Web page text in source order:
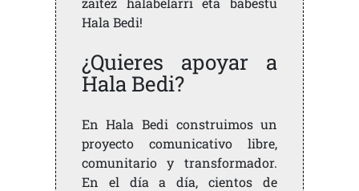
Hala Bedi!
¿Quieres apoyar a
Hala Bedi?
En Hala Bedi construimos un
proyecto comunicativo libre,
comunitario y transformador.
En el día a día, cientos de